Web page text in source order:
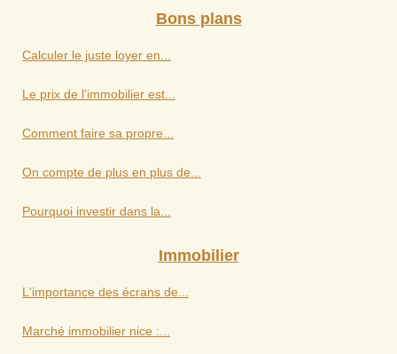
Bons plans
Calculer le juste loyer en...
Le prix de l’immobilier est...
Comment faire sa propre...
On compte de plus en plus de...
Pourquoi investir dans la...
Immobilier
L'importance des écrans de...
Marché immobilier nice :...